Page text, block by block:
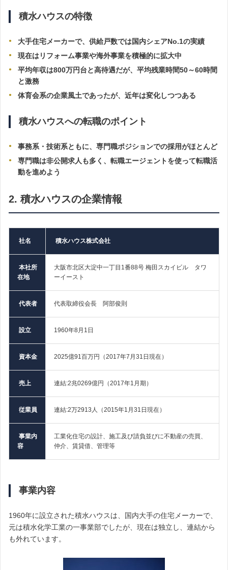
積水ハウスの特徴
大手住宅メーカーで、供給戸数では国内シェアNo.1の実績
現在はリフォーム事業や海外事業を積極的に拡大中
平均年収は800万円台と高待遇だが、平均残業時間50～60時間
と激務
体育会系の企業風土であったが、近年は変化しつつある
積水ハウスへの転職のポイント
事務系・技術系ともに、専門職ポジションでの採用がほとんど
専門職は非公開求人も多く、転職エージェントを使って転職活
動を進めよう
2. 積水ハウスの企業情報
社名 積水ハウス株式会社
本社所
在地
大阪市北区大淀中一丁目1番88号 梅田スカイビル タワ
ーイースト
代表者 代表取締役会長 阿部俊則
設立 1960年8月1日
資本金 2025億91百万円（2017年7月31日現在）
売上 連結:2兆0269億円（2017年1月期）
従業員 連結:2万2913人（2015年1月31日現在）
事業内
容
工業化住宅の設計、施工及び請負並びに不動産の売買、
仲介、賃貸借、管理等
事業内容
1960年に設立された積水ハウスは、国内大手の住宅メーカーで、
元は積水化学工業の一事業部でしたが、現在は独立し、連結から
も外れています。